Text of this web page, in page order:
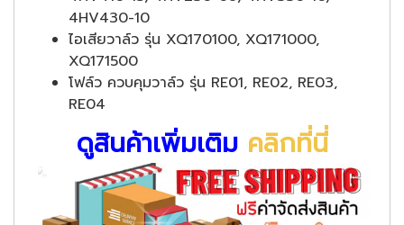
4HV430-10
ไอเสียวาล์ว รุ่น XQ170100, XQ171000,
XQ171500
โฟล์ว ควบคุมวาล์ว รุ่น RE01, RE02, RE03,
RE04
ดูสินค้าเพิ่มเติม คลิกที่นี่